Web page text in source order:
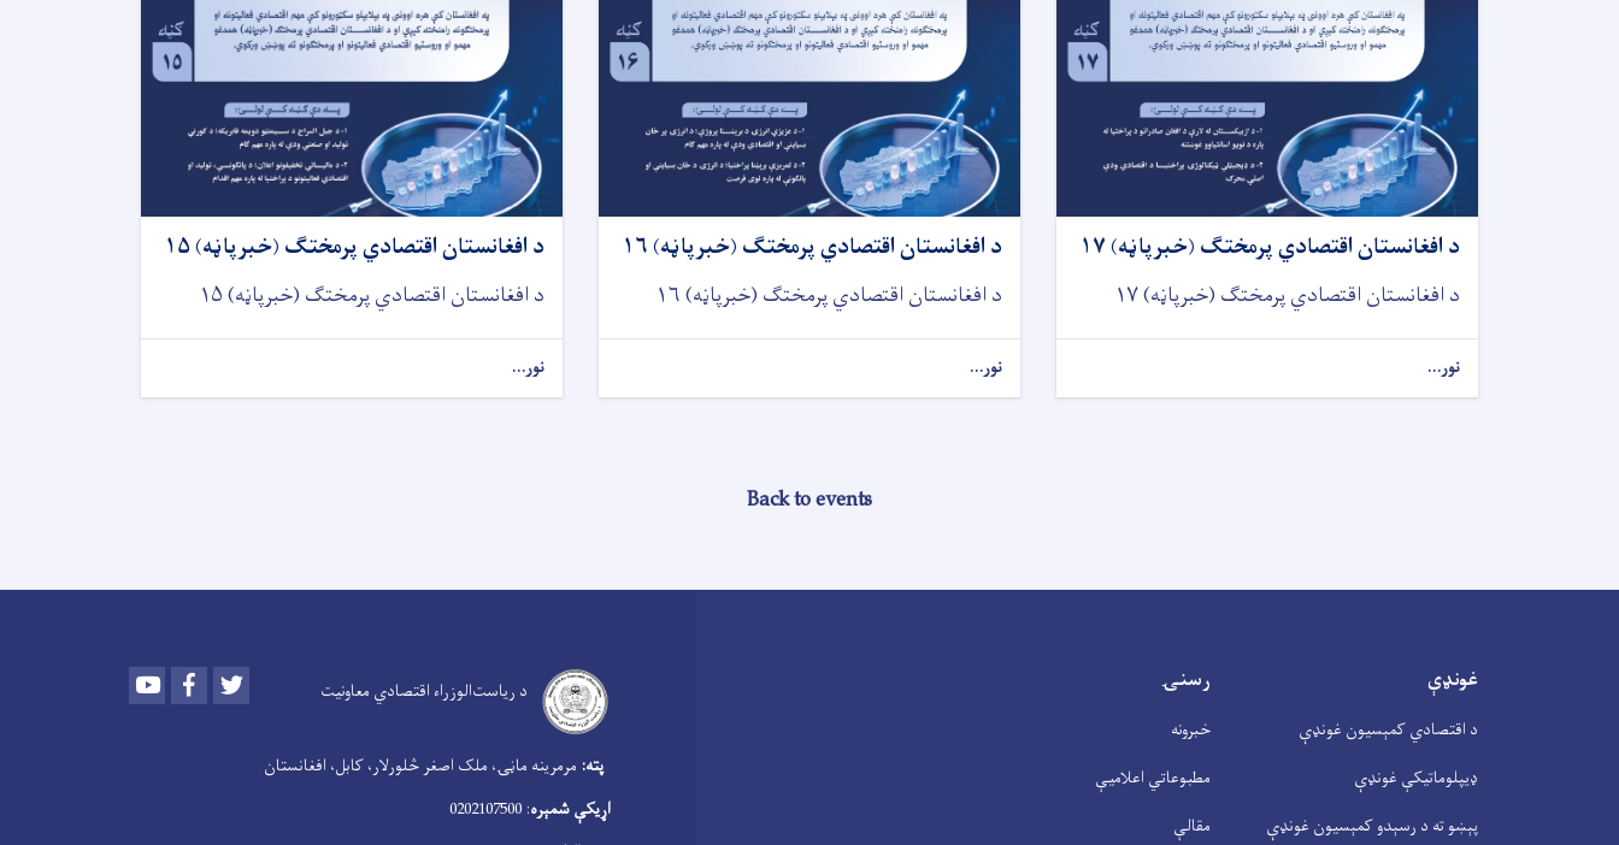
د افغانستان اقتصادي پرمختګ (خبرپاڼه) ۱۷
د افغانستان اقتصادي پرمختګ (خبرپاڼه) ۱۷
نور...
د افغانستان اقتصادي پرمختګ (خبرپاڼه) ۱۶
د افغانستان اقتصادي پرمختګ (خبرپاڼه) ۱۶
نور...
د افغانستان اقتصادي پرمختګ (خبرپاڼه) ۱۵
د افغانستان اقتصادي پرمختګ (خبرپاڼه) ۱۵
نور...
Back to events
غونډې
د اقتصادي کمېسیون غونډې
ډیپلوماتیکې غونډې
پېښو ته د رسېدو کمېسیون غونډې
رسنۍ
خبرونه
مطبوعاتي اعلامیې
مقالې
د ریاست‌الوزراء اقتصادي معاونیت Youtube Facebook
‍پته: مرمرینه ماڼۍ، ملک اصغر څلورلار، کابل، افغانستان
اړیکې شمېره: 0202107500